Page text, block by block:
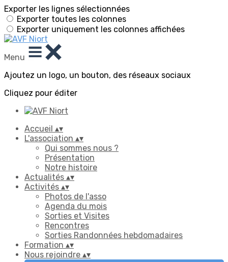
Exporter les lignes sélectionnées
Exporter toutes les colonnes
Exporter uniquement les colonnes affichées
Menu
Ajoutez un logo, un bouton, des réseaux sociaux
Cliquez pour éditer
Accueil ▴▾
L'association ▴▾
Qui sommes nous ?
Présentation
Notre histoire
Actualités ▴▾
Activités ▴▾
Photos de l'asso
Agenda du mois
Sorties et Visites
Rencontres
Sorties Randonnées hebdomadaires
Formation ▴▾
Nous rejoindre ▴▾